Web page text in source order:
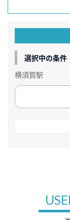
選択中の条件
横須賀駅